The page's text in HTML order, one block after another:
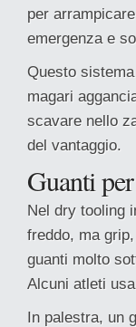
per
emergenza e
Questo
magari
scavare nello
del vantaggio.
Guanti
Nel dry tooling
freddo, ma
guanti molto
Alcuni atleti
In palestra, un